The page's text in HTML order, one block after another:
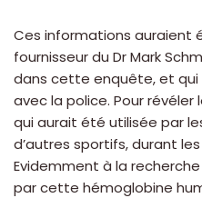
Ces informations auraient
fournisseur du Dr Mark
dans cette enquête, et
avec la police. Pour
qui aurait été utilisée par
d’autres sportifs, durant les
Evidemment à la
par cette hémoglobine